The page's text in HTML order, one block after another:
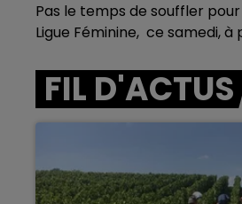
Pas le temps de souffler
Ligue Féminine, ce samedi,
FIL D'ACTUS